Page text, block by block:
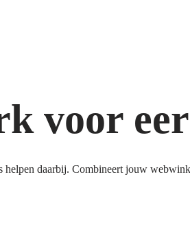
voor
daarbij. Combineert jouw